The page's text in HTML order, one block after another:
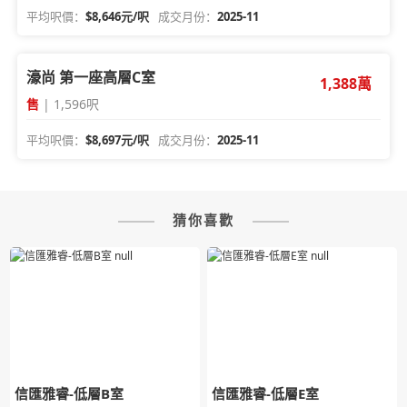
平均呎價：$8,646元/呎 成交月份：2025-11
濠尚 第一座高層C室
售 | 1,596呎
1,388萬
平均呎價：$8,697元/呎 成交月份：2025-11
猜你喜歡
信匯雅睿-低層B室 信匯雅睿-低層E室